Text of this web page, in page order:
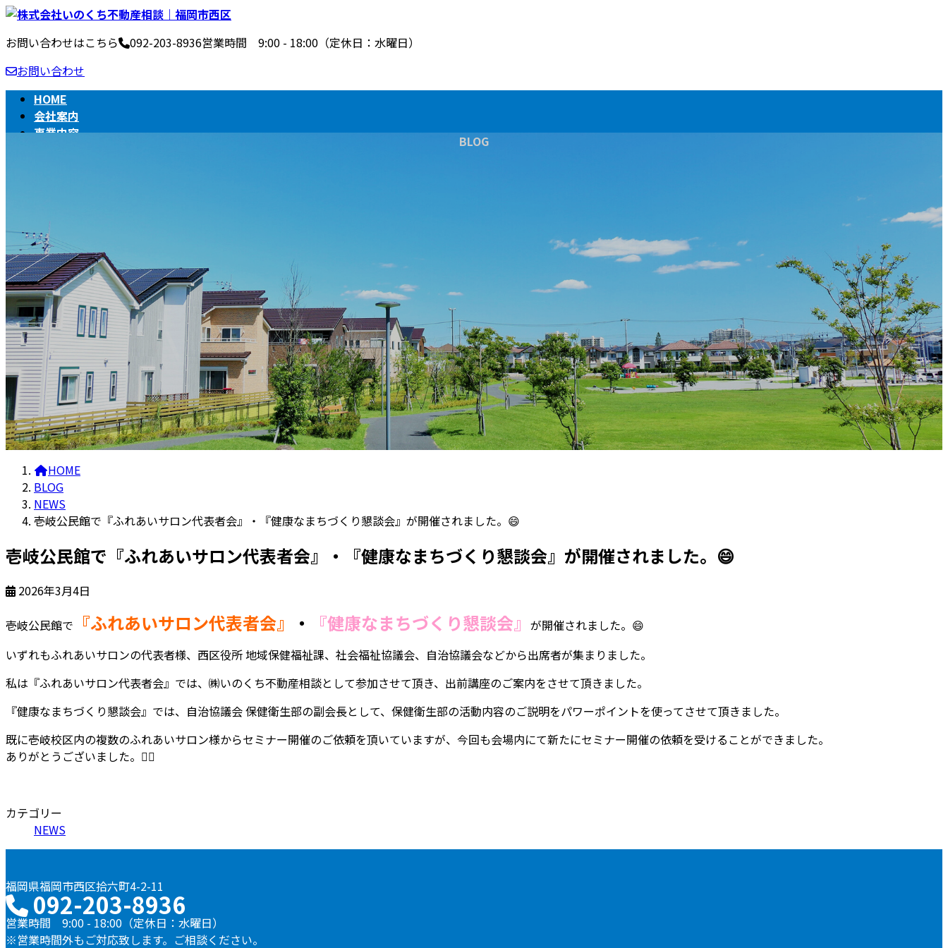
コ
テ
ン
ツ
キ
ナ
ゲ
ー
シ
に
お問い合わせはこちら 092-203-8936営業時間 9:00 - 18:00（定休日：水曜日）
お問い合わせ
HOME
会社案内
事業内容
BLOG
HOME
BLOG
NEWS
壱岐公民館で『ふれあいサロン代表者会』・『健康なまちづくり懇談会』が開催されました。😄
壱岐公民館で『ふれあいサロン代表者会』・『健康なまちづくり懇談会』が開催されました。😄
2026年3月4日
壱岐公民館で 『ふれあいサロン代表者会』 ・ 『健康なまちづくり懇談会』 が開催されました。 😄
いずれもふれあいサロンの代表者様、西区役所 地域保健福祉課、社会福祉協議会、自治協議会などから出席者が集まりました。
私は『ふれあいサロン代表者会』では、㈱いのくち不動産相談として参加させて頂き、出前講座のご案内をさせて頂きました。
『健康なまちづくり懇談会』では、自治協議会 保健衛生部の副会長として、保健衛生部の活動内容のご説明をパワーポイントを使ってさせて頂きました。
既に壱岐校区内の複数のふれあいサロン様からセミナー開催のご依頼を頂いていますが、今回も会場内にて新たにセミナー開催の依頼を受けることができました。
ありがとうございました。 🙇‍♂️
カテゴリー
NEWS
福岡県福岡市西区拾六町4-2-11
092-203-8936
営業時間 9:00 - 18:00（定休日：水曜日）
※営業時間外もご対応致します。ご相談ください。